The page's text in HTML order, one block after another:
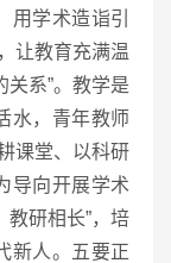
用学术造诣引
让教育充满温
关系”。教学是
水，青年教师
课堂、以科研
导向开展学术
教研相长”，培
新人。五要正